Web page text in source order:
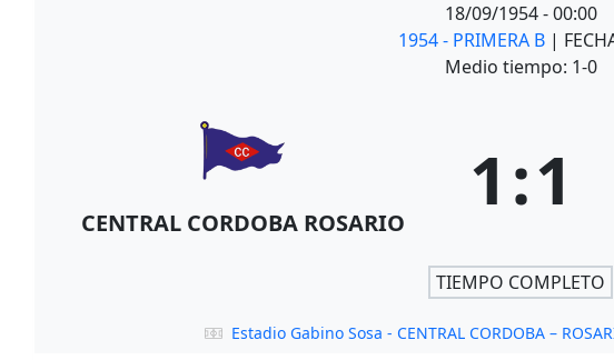
18/09/1954-00:00
1954 - PRIMERA B |
Medio tiempo: 1-0
CENTRAL CORDOBA ROSARIO 1:1
TIEMPO COMPLETO
Estadio Gabino Sosa - CENTRAL CORDOBA –